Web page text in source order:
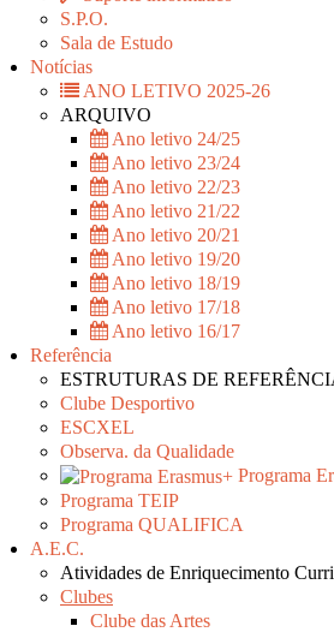
S.P.O.
Sala de Estudo
Notícias
ANO LETIVO 2025-26
ARQUIVO
Ano letivo 24/25
Ano letivo 23/24
Ano letivo 22/23
Ano letivo 21/22
Ano letivo 20/21
Ano letivo 19/20
Ano letivo 18/19
Ano letivo 17/18
Ano letivo 16/17
Referência
ESTRUTURAS DE
Clube Desportivo
ESCXEL
Observa. da Qualidade
Programa
Programa TEIP
Programa QUALIFICA
A.E.C.
Atividades de Enriquecimento
Clubes
Clube das Artes